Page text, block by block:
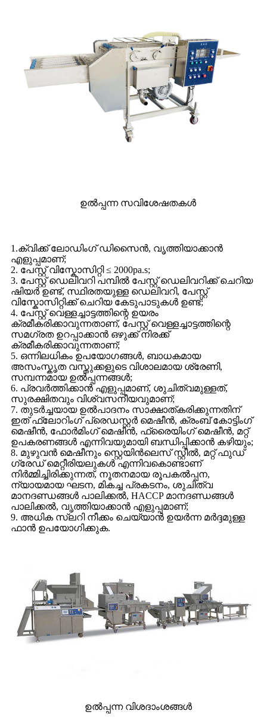
ഉൽപ്പന്ന സവിശേഷതകൾ
1.ക്വിക്ക് ലോഡിംഗ് ഡിസൈൻ, വൃത്തിയാക്കാൻ
എളുപ്പമാണ്;
2. പേസ്റ്റ് വിസ്കോസിറ്റി ≤ 2000pa.s;
3. പേസ്റ്റ് ഡെലിവറി പമ്പിൽ പേസ്റ്റ് ഡെലിവറിക്ക് ചെറിയ
ഷിയർ ഉണ്ട്, സ്ഥിരതയുള്ള ഡെലിവറി, പേസ്റ്റ്
വിസ്കോസിറ്റിക്ക് ചെറിയ കേടുപാടുകൾ ഉണ്ട്;
4. പേസ്റ്റ് വെള്ളച്ചാട്ടത്തിന്റെ ഉയരം
ക്രമീകരിക്കാവുന്നതാണ്, പേസ്റ്റ് വെള്ളച്ചാട്ടത്തിന്റെ
സമഗ്രത ഉറപ്പാക്കാൻ ഒഴുക്ക് നിരക്ക്
ക്രമീകരിക്കാവുന്നതാണ്;
5. ഒന്നിലധികം ഉപയോഗങ്ങൾ, ബാധകമായ
അസംസ്കൃത വസ്തുക്കളുടെ വിശാലമായ ശ്രേണി,
സമ്പന്നമായ ഉൽപ്പന്നങ്ങൾ;
6. പ്രവർത്തിക്കാൻ എളുപ്പമാണ്, ശുചിത്വമുള്ളത്,
സുരക്ഷിതവും വിശ്വസനീയവുമാണ്;
7. തുടർച്ചയായ ഉൽ‌പാദനം സാക്ഷാത്കരിക്കുന്നതിന്
ഇത് ഫ്ലോറിംഗ് പ്രെഡസ്റ്റർ മെഷീൻ, ക്രംബ് കോട്ടിംഗ്
മെഷീൻ, ഫോർമിംഗ് മെഷീൻ, ഫ്രൈയിംഗ് മെഷീൻ, മറ്റ്
ഉപകരണങ്ങൾ എന്നിവയുമായി ബന്ധിപ്പിക്കാൻ കഴിയും;
8. മുഴുവൻ മെഷീനും സ്റ്റെയിൻലെസ് സ്റ്റീൽ, മറ്റ് ഫുഡ്
ഗ്രേഡ് മെറ്റീരിയലുകൾ എന്നിവകൊണ്ടാണ്
നിർമ്മിച്ചിരിക്കുന്നത്, നൂതനമായ രൂപകൽപ്പന,
ന്യായമായ ഘടന, മികച്ച പ്രകടനം, ശുചിത്വ
മാനദണ്ഡങ്ങൾ പാലിക്കൽ, HACCP മാനദണ്ഡങ്ങൾ
പാലിക്കൽ, വൃത്തിയാക്കാൻ എളുപ്പമാണ്;
9. അധിക സ്ലറി നീക്കം ചെയ്യാൻ ഉയർന്ന മർദ്ദമുള്ള
ഫാൻ ഉപയോഗിക്കുക.
ഉൽപ്പന്ന വിശദാംശങ്ങൾ